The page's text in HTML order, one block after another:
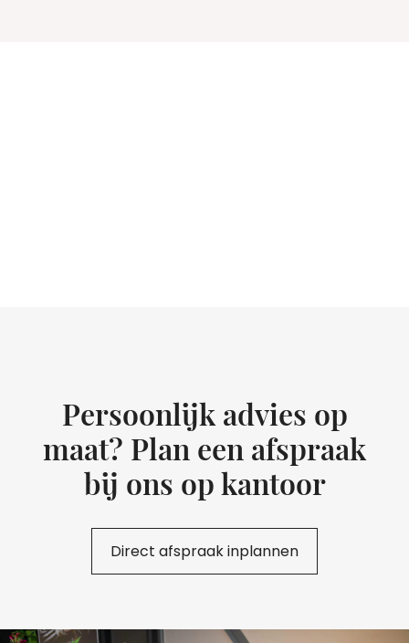
Persoonlijk advies op
maat? Plan een afspraak
bij ons op kantoor
Direct afspraak inplannen